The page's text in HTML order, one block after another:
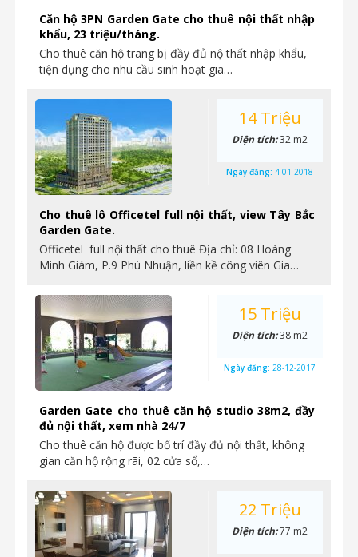
Căn hộ 3PN Garden Gate cho thuê nội thất nhập
khẩu, 23 triệu/tháng.
Cho thuê căn hộ trang bị đầy đủ nộ thất nhập khẩu,
tiện dụng cho nhu cầu sinh hoạt gia…
Cho thuê lô Officetel full nội thất, view Tây Bắc
Garden Gate.
Officetel full nội thất cho thuê Địa chỉ: 08 Hoàng
Minh Giám, P.9 Phú Nhuận, liền kề công viên Gia…
14 Triệu
Diện tích:32 m2
Ngày đăng: 4-01-2018
Garden Gate cho thuê căn hộ studio 38m2, đầy
đủ nội thất, xem nhà 24/7
Cho thuê căn hộ được bố trí đầy đủ nội thất, không
gian căn hộ rộng rãi, 02 cửa sổ,…
15 Triệu
Diện tích:38 m2
Ngày đăng: 28-12-2017
22 Triệu
Diện tích:77 m2